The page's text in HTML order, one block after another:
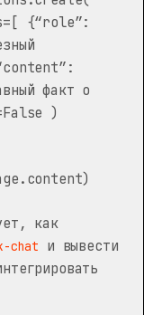
{“role”:
факт о
)
как
chat
и вывести